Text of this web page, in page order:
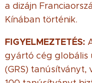
a dizájn
Kínában történik.
FIGYELMEZTETÉS:
gyártó cég globális
(GRS) tanúsítványt,